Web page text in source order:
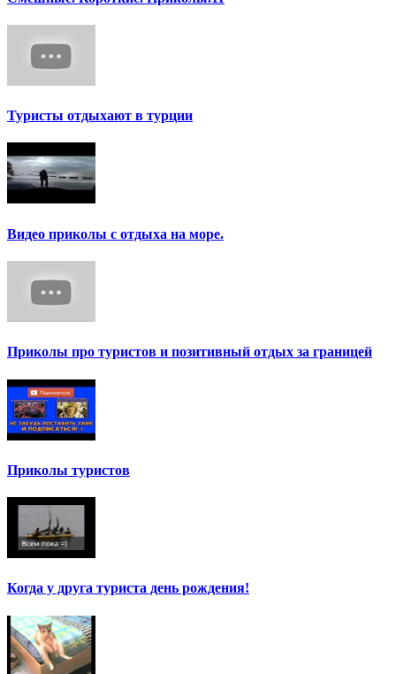
Туристы отдыхают в турции
Видео приколы с отдыха на море.
Приколы про туристов и позитивный отдых за границей
Приколы туристов
Когда у друга туриста день рождения!